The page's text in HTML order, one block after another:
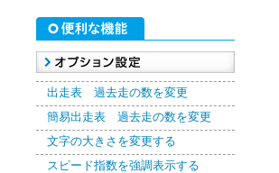
出走表 過去走の数を変更
簡易出走表 過去走の数を変更
文字の大きさを変更する
スピード指数を強調表示する